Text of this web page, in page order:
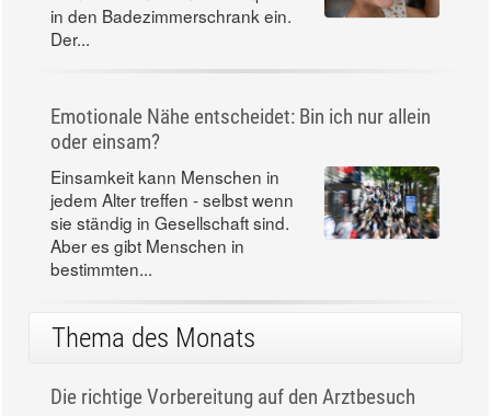
in den Badezimmerschrank ein.
Der...
Emotionale Nähe entscheidet: Bin ich nur allein
oder einsam?
Einsamkeit kann Menschen in
jedem Alter treffen - selbst wenn
sie ständig in Gesellschaft sind.
Aber es gibt Menschen in
bestimmten...
Thema des Monats
Die richtige Vorbereitung auf den Arztbesuch